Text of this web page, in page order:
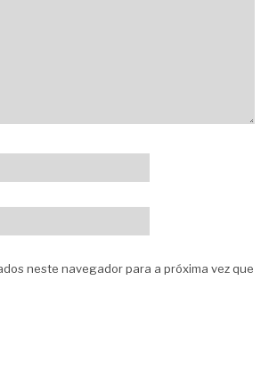
neste navegador para a próxima vez que